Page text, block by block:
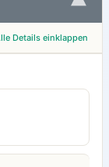
Details einklappen